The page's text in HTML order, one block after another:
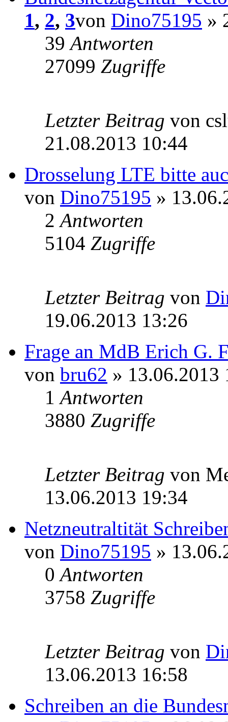
1, 2, 3von Dino75195 »
39Antworten
27099 Zugriffe
Letzter Beitrag von
21.08.2013 10:44
Drosselung LTE bitte
von Dino75195 »
2Antworten
5104 Zugriffe
Letzter Beitrag von
19.06.2013 13:26
Frage an MdB Erich G.
von bru62 » 13.06.2013
1Antworten
3880 Zugriffe
Letzter Beitrag von
13.06.2013 19:34
Netzneutraltität
von Dino75195 »
0Antworten
3758 Zugriffe
Letzter Beitrag von
13.06.2013 16:58
Schreiben an die